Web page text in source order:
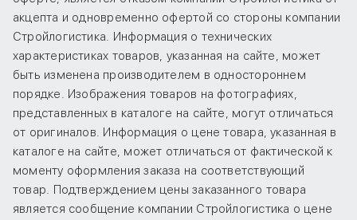
акцепта и одновременно офертой со стороны компании
Стройлогистика. Информация о технических
характеристиках товаров, указанная на сайте, может
быть изменена производителем в одностороннем
порядке. Изображения товаров на фотографиях,
представленных в каталоге на сайте, могут отличаться
от оригиналов. Информация о цене товара, указанная в
каталоге на сайте, может отличаться от фактической к
моменту оформления заказа на соответствующий
товар. Подтверждением цены заказанного товара
является сообщение компании Стройлогистика о цене